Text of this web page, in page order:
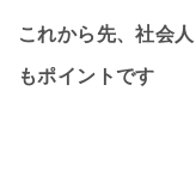
これから先、社会
もポイントです